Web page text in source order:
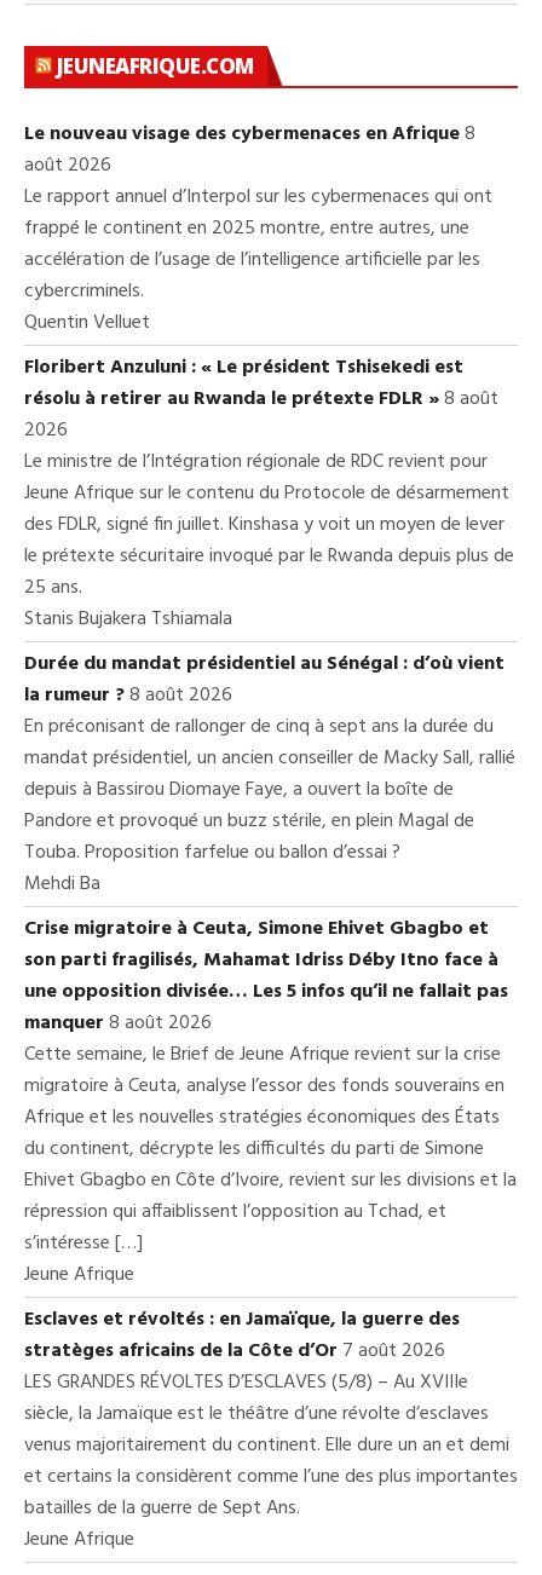
JEUNEAFRIQUE.COM
Le nouveau visage des cybermenaces en Afrique8
août 2026
Le rapport annuel d’Interpol sur les cybermenaces qui ont
frappé le continent en 2025 montre, entre autres, une
accélération de l’usage de l’intelligence artificielle par les
cybercriminels.
Quentin Velluet
Floribert Anzuluni : « Le président Tshisekedi est
résolu à retirer au Rwanda le prétexte FDLR »8 août
2026
Le ministre de l’Intégration régionale de RDC revient pour
Jeune Afrique sur le contenu du Protocole de désarmement
des FDLR, signé fin juillet. Kinshasa y voit un moyen de lever
le prétexte sécuritaire invoqué par le Rwanda depuis plus de
25 ans.
Stanis Bujakera Tshiamala
Durée du mandat présidentiel au Sénégal : d’où vient
la rumeur ?8 août 2026
En préconisant de rallonger de cinq à sept ans la durée du
mandat présidentiel, un ancien conseiller de Macky Sall, rallié
depuis à Bassirou Diomaye Faye, a ouvert la boîte de
Pandore et provoqué un buzz stérile, en plein Magal de
Touba. Proposition farfelue ou ballon d’essai ?
Mehdi Ba
Crise migratoire à Ceuta, Simone Ehivet Gbagbo et
son parti fragilisés, Mahamat Idriss Déby Itno face à
une opposition divisée… Les 5 infos qu’il ne fallait pas
manquer8 août 2026
Cette semaine, le Brief de Jeune Afrique revient sur la crise
migratoire à Ceuta, analyse l’essor des fonds souverains en
Afrique et les nouvelles stratégies économiques des États
du continent, décrypte les difficultés du parti de Simone
Ehivet Gbagbo en Côte d’Ivoire, revient sur les divisions et la
répression qui affaiblissent l’opposition au Tchad, et
s’intéresse […]
Jeune Afrique
Esclaves et révoltés : en Jamaïque, la guerre des
stratèges africains de la Côte d’Or 7 août 2026
LES GRANDES RÉVOLTES D’ESCLAVES (5/8) – Au XVIIIe
siècle, la Jamaïque est le théâtre d’une révolte d’esclaves
venus majoritairement du continent. Elle dure un an et demi
et certains la considèrent comme l’une des plus importantes
batailles de la guerre de Sept Ans.
Jeune Afrique